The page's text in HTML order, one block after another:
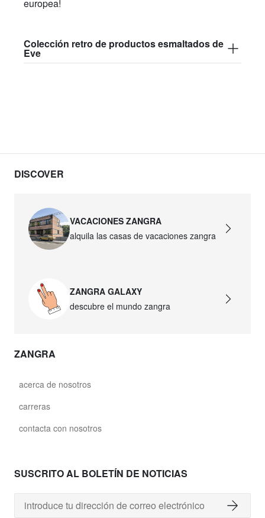
europea!
Colección retro de productos esmaltados de
Eve
DISCOVER
VACACIONES ZANGRA
alquila las casas de vacaciones zangra
ZANGRA GALAXY
descubre el mundo zangra
ZANGRA
acerca de nosotros
carreras
contacta con nosotros
SUSCRITO AL BOLETÍN DE NOTICIAS